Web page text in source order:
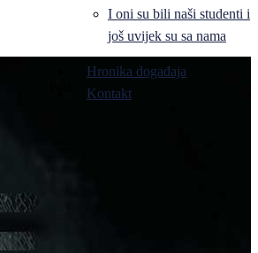
I oni su bili naši studenti i
još uvijek su sa nama
Hronika događaja
Kontakt